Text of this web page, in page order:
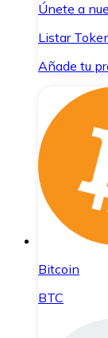
Únete a
Listar
Añade tu
Bitcoin
BTC